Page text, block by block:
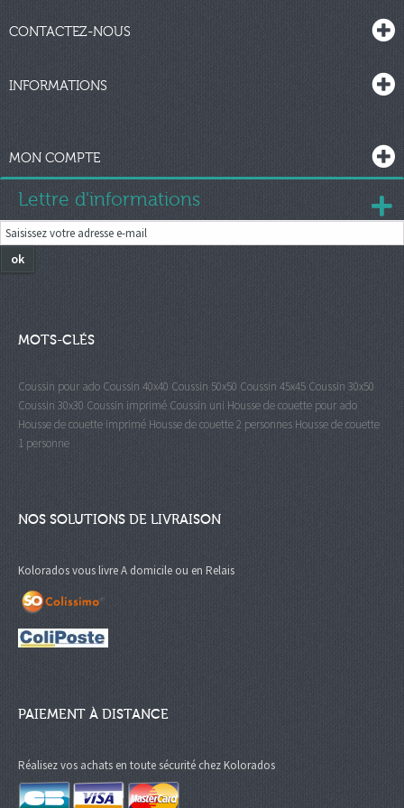
CONTACTEZ-NOUS
INFORMATIONS
MON COMPTE
Lettre d'informations
ok
MOTS-CLÉS
Coussin pour ado Coussin 40x40 Coussin 50x50 Coussin 45x45Coussin 30x50
Coussin 30x30 Coussin imprimé Coussin uni Housse de couette pour ado
Housse de couette imprimé Housse de couette 2 personnes Housse de couette
1 personne
NOS SOLUTIONS DE LIVRAISON
Kolorados vous livre A domicile ou en Relais
PAIEMENT À DISTANCE
Réalisez vos achats en toute sécurité chez Kolorados